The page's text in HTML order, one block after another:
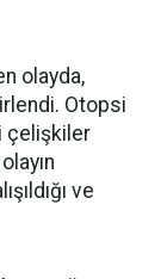
olayda,
Otopsi
çelişkiler
ve